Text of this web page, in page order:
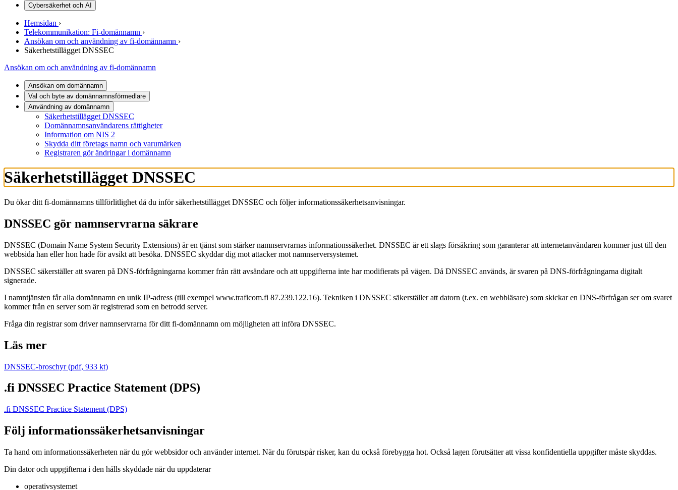
Cybersäkerhet och AI
Hemsidan ›
Telekommunikation: Fi-domännamn ›
Ansökan om och användning av fi-domännamn ›
Säkerhetstillägget DNSSEC
Ansökan om och användning av fi-domännamn
Ansökan om domännamn
Val och byte av domännamnsförmedlare
Användning av domännamn
Säkerhetstillägget DNSSEC
Domännamnsanvändarens rättigheter
Information om NIS 2
Skydda ditt företags namn och varumärken
Registraren gör ändringar i domännamn
Säkerhetstillägget DNSSEC
Du ökar ditt fi-domännamns tillförlitlighet då du inför säkerhetstillägget DNSSEC och följer informationssäkerhetsanvisningar.
DNSSEC gör namnservrarna säkrare
DNSSEC (Domain Name System Security Extensions) är en tjänst som stärker namnservrarnas informationssäkerhet. DNSSEC är ett slags försäkring som garanterar att internetanvändaren kommer just till den
webbsida han eller hon hade för avsikt att besöka. DNSSEC skyddar dig mot attacker mot namnserversystemet.
DNSSEC säkerställer att svaren på DNS-förfrågningarna kommer från rätt avsändare och att uppgifterna inte har modifierats på vägen. Då DNSSEC används, är svaren på DNS-förfrågningarna digitalt
signerade.
I namntjänsten får alla domännamn en unik IP-adress (till exempel www.traficom.fi 87.239.122.16). Tekniken i DNSSEC säkerställer att datorn (t.ex. en webbläsare) som skickar en DNS-förfrågan ser om svaret
kommer från en server som är registrerad som en betrodd server.
Fråga din registrar som driver namnservrarna för ditt fi-domännamn om möjligheten att införa DNSSEC.
Läs mer
DNSSEC-broschyr (pdf, 933 kt)
.fi DNSSEC Practice Statement (DPS)
.fi DNSSEC Practice Statement (DPS)
Följ informationssäkerhetsanvisningar
Ta hand om informationssäkerheten när du gör webbsidor och använder internet. När du förutspår risker, kan du också förebygga hot. Också lagen förutsätter att vissa konfidentiella uppgifter måste skyddas.
Din dator och uppgifterna i den hålls skyddade när du uppdaterar
operativsystemet